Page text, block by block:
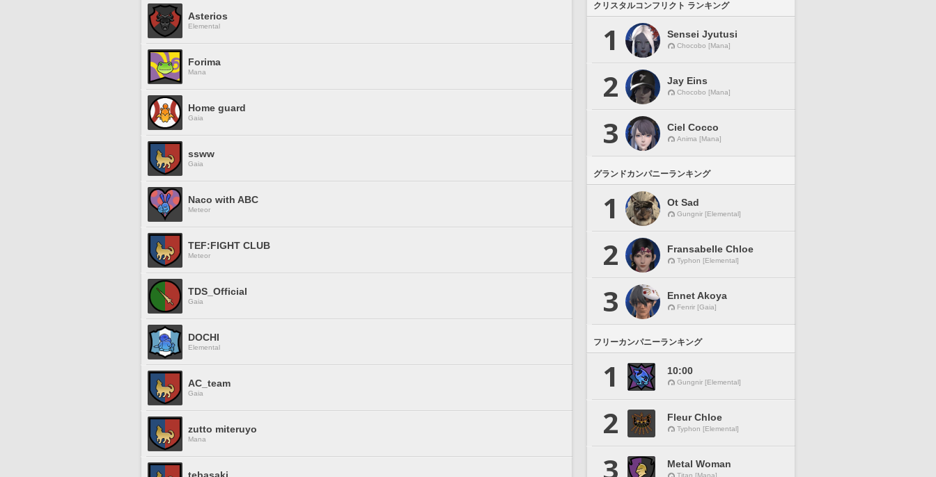
Asterios
Elemental
Forima
Mana
Home guard
Gaia
ssww
Gaia
Naco with ABC
Meteor
TEF:FIGHT CLUB
Meteor
TDS_Official
Gaia
DOCHI
Elemental
AC_team
Gaia
zutto miteruyo
Mana
クリスタルコンフリクト ランキング
1 Sensei Jyutusi
Chocobo [Mana]
2 Jay Eins
Chocobo [Mana]
3 Ciel Cocco
Anima [Mana]
グランドカンパニーランキング
1 Ot Sad
Gungnir [Elemental]
2 Fransabelle Chloe
Typhon [Elemental]
3 Ennet Akoya
Fenrir [Gaia]
フリーカンパニーランキング
1 10:00
Gungnir [Elemental]
2 Fleur Chloe
Typhon [Elemental]
3 Metal Woman
Titan [Mana]